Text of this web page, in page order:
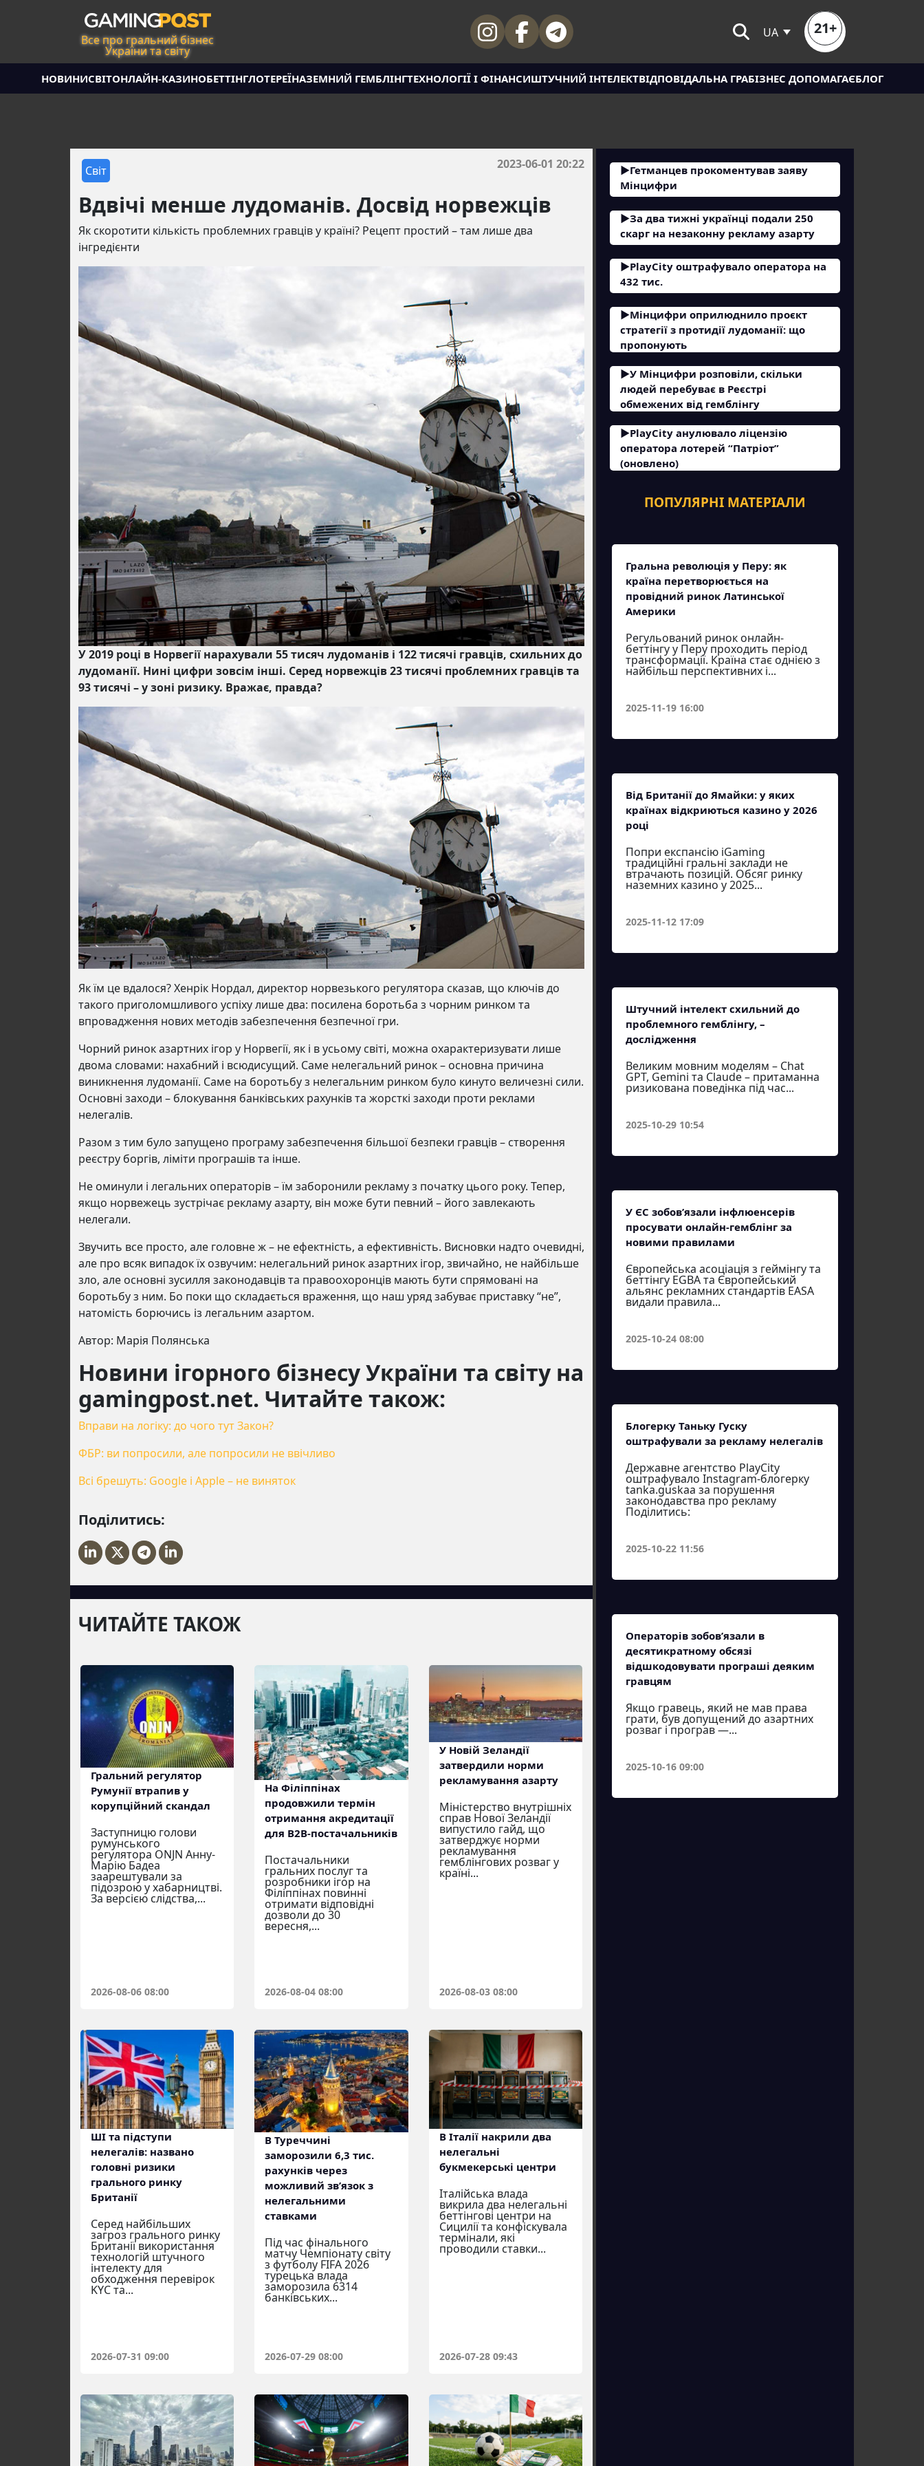
Все про гральний бізнес
України та світу
UA 21+
НОВИНИСВІТОНЛАЙН-КАЗИНОБЕТТІНГЛОТЕРЕЇНАЗЕМНИЙ ГЕМБЛІНГТЕХНОЛОГІЇ І ФІНАНСИШТУЧНИЙ ІНТЕЛЕКТВІДПОВІДАЛЬНА ГРАБІЗНЕС ДОПОМАГАЄБЛОГ
Світ 2023-06-01 20:22
Вдвічі менше лудоманів. Досвід норвежців
Як скоротити кількість проблемних гравців у країні? Рецепт простий – там лише два
інгредієнти
У 2019 році в Норвегії нарахували 55 тисяч лудоманів і 122 тисячі гравців, схильних до
лудоманії. Нині цифри зовсім інші. Серед норвежців 23 тисячі проблемних гравців та
93 тисячі – у зоні ризику. Вражає, правда?
Як їм це вдалося? Хенрік Нордал, директор норвезького регулятора сказав, що ключів до
такого приголомшливого успіху лише два: посилена боротьба з чорним ринком та
впровадження нових методів забезпечення безпечної гри.
Чорний ринок азартних ігор у Норвегії, як і в усьому світі, можна охарактеризувати лише
двома словами: нахабний і всюдисущий. Саме нелегальний ринок – основна причина
виникнення лудоманії. Саме на боротьбу з нелегальним ринком було кинуто величезні сили.
Основні заходи – блокування банківських рахунків та жорсткі заходи проти реклами
нелегалів.
Разом з тим було запущено програму забезпечення більшої безпеки гравців – створення
реєстру боргів, ліміти програшів та інше.
Не оминули і легальних операторів – їм заборонили рекламу з початку цього року. Тепер,
якщо норвежець зустрічає рекламу азарту, він може бути певний – його завлекають
нелегали.
Звучить все просто, але головне ж – не ефектність, а ефективність. Висновки надто очевидні,
але про всяк випадок їх озвучим: нелегальний ринок азартних ігор, звичайно, не найбільше
зло, але основні зусилля законодавців та правоохоронців мають бути спрямовані на
боротьбу з ним. Бо поки що складається враження, що наш уряд забуває приставку “не”,
натомість борючись із легальним азартом.
Автор: Марія Полянська
Новини ігорного бізнесу України та світу на
gamingpost.net. Читайте також:
Вправи на логіку: до чого тут Закон?
ФБР: ви попросили, але попросили не ввічливо
Всі брешуть: Google і Apple – не виняток
Поділитись:
ЧИТАЙТЕ ТАКОЖ
Гральний регулятор
Румунії втрапив у
корупційний скандал
Заступницю голови
румунського
регулятора ONJN Анну-
Марію Бадеа
заарештували за
підозрою у хабарництві.
За версією слідства,...
2026-08-06 08:00
На Філіппінах
продовжили термін
отримання акредитації
для B2B-постачальників
Постачальники
гральних послуг та
розробники ігор на
Філіппінах повинні
отримати відповідні
дозволи до 30
вересня,...
2026-08-04 08:00
У Новій Зеландії
затвердили норми
рекламування азарту
Міністерство внутрішніх
справ Нової Зеландії
випустило гайд, що
затверджує норми
рекламування
гемблінгових розваг у
країні...
2026-08-03 08:00
ШІ та підступи
нелегалів: названо
головні ризики
грального ринку
Британії
Серед найбільших
загроз грального ринку
Британії використання
технологій штучного
інтелекту для
обходження перевірок
KYC та...
2026-07-31 09:00
В Туреччині
заморозили 6,3 тис.
рахунків через
можливий зв’язок з
нелегальними
ставками
Під час фінального
матчу Чемпіонату світу
з футболу FIFA 2026
турецька влада
заморозила 6314
банківських...
2026-07-29 08:00
В Італії накрили два
нелегальні
букмекерські центри
Італійська влада
викрила два нелегальні
беттінгові центри на
Сицилії та конфіскувала
термінали, які
проводили ставки...
2026-07-28 09:43
Гетманцев прокоментував заяву
Мінцифри
За два тижні українці подали 250
скарг на незаконну рекламу азарту
PlayCity оштрафувало оператора на
432 тис.
Мінцифри оприлюднило проєкт
стратегії з протидії лудоманії: що
пропонують
У Мінцифри розповіли, скільки
людей перебуває в Реєстрі
обмежених від гемблінгу
PlayCity анулювало ліцензію
оператора лотерей “Патріот”
(оновлено)
ПОПУЛЯРНІ МАТЕРІАЛИ
Гральна революція у Перу: як
країна перетворюється на
провідний ринок Латинської
Америки
Регульований ринок онлайн-
беттінгу у Перу проходить період
трансформації. Країна стає однією з
найбільш перспективних і...
2025-11-19 16:00
Від Британії до Ямайки: у яких
країнах відкриються казино у 2026
році
Попри експансію iGaming
традиційні гральні заклади не
втрачають позицій. Обсяг ринку
наземних казино у 2025...
2025-11-12 17:09
Штучний інтелект схильний до
проблемного гемблінгу, –
дослідження
Великим мовним моделям – Chat
GPT, Gemini та Claude – притаманна
ризикована поведінка під час...
2025-10-29 10:54
У ЄС зобов’язали інфлюенсерів
просувати онлайн-гемблінг за
новими правилами
Європейська асоціація з геймінгу та
беттінгу EGBA та Європейський
альянс рекламних стандартів EASA
видали правила...
2025-10-24 08:00
Блогерку Таньку Гуску
оштрафували за рекламу нелегалів
Державне агентство PlayCity
оштрафувало Instagram-блогерку
tanka.guskaa за порушення
законодавства про рекламу
Поділитись:
2025-10-22 11:56
Операторів зобов’язали в
десятикратному обсязі
відшкодовувати програші деяким
гравцям
Якщо гравець, який не мав права
грати, був допущений до азартних
розваг і програв —...
2025-10-16 09:00